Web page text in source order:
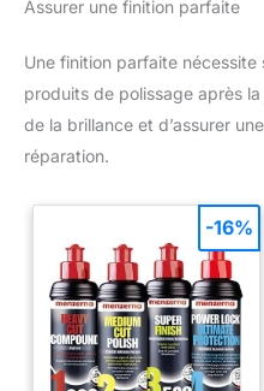
toute question, nous vous
Assurer une finition parfaite
Une finition parfaite nécessite
produits de polissage après
de la brillance et d’assurer
réparation.
-16%